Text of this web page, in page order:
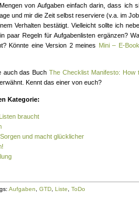
von Aufgaben einfach darin, dass ich
und mir die Zeit selbst reserviere (v.a. im
Verhalten bestätigt. Vielleicht sollte ich
paar Regeln für Aufgabenlisten ergänzen?
Könnte eine Version 2 meines Mini – E-
auch das BuchThe Checklist Manifesto: How
Kennt das einer von euch?
Kategorie:
braucht
und macht glücklicher
Aufgaben, GTD, Liste, ToDo